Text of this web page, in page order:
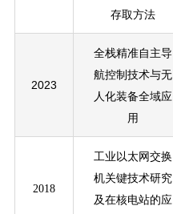
存取方法
2023
全栈精准自主导
航控制技术与无
人化装备全域应
用
2018
工业以太网交换
机关键技术研究
及在核电站的应